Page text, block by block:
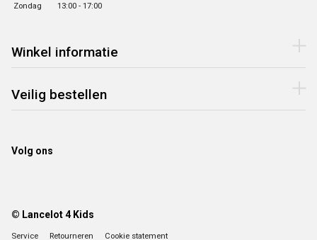
Zondag
13:00 - 17:00
Winkel informatie
Veilig bestellen
Volg ons
© Lancelot 4 Kids
Service Retourneren Cookie statement